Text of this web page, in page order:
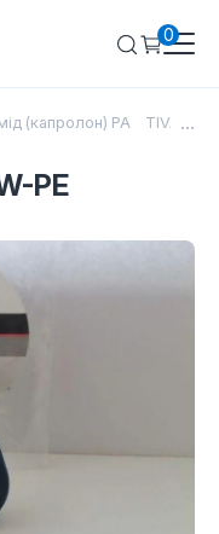
0
(капролон) PA TIVAR®
...
PE